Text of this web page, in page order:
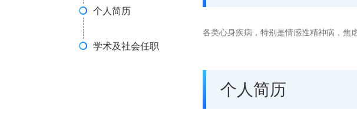
个人简历
学术及社会任职
各类心身疾病，特别是情感性精神病，焦
个人简历